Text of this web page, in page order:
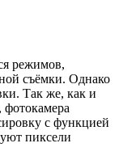
режимов,
съёмки. Однако
Так же, как и
фотокамера
с функцией
пиксели